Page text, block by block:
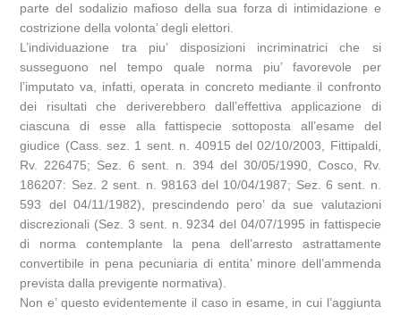
parte del sodalizio mafioso della sua forza di intimidazione e
costrizione della volonta’ degli elettori.
L’individuazione tra piu’ disposizioni incriminatrici che si
susseguono nel tempo quale norma piu’ favorevole per
l’imputato va, infatti, operata in concreto mediante il confronto
dei risultati che deriverebbero dall’effettiva applicazione di
ciascuna di esse alla fattispecie sottoposta all’esame del
giudice (Cass. sez. 1 sent. n. 40915 del 02/10/2003, Fittipaldi,
Rv. 226475; Sez. 6 sent. n. 394 del 30/05/1990, Cosco, Rv.
186207: Sez. 2 sent. n. 98163 del 10/04/1987; Sez. 6 sent. n.
593 del 04/11/1982), prescindendo pero’ da sue valutazioni
discrezionali (Sez. 3 sent. n. 9234 del 04/07/1995 in fattispecie
di norma contemplante la pena dell’arresto astrattamente
convertibile in pena pecuniaria di entita’ minore dell’ammenda
prevista dalla previgente normativa).
Non e’ questo evidentemente il caso in esame, in cui l’aggiunta